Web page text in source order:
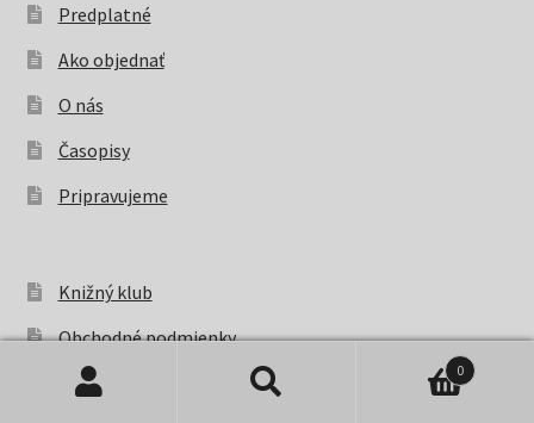
Predplatné
Ako objednať
O nás
Časopisy
Pripravujeme
Knižný klub
Obchodné podmienky
Reklamácie a odstúpenie od zmluvy
0